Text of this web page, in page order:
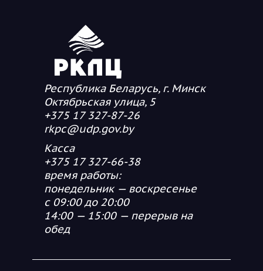
Республика Беларусь, г. Минск
Октябрьская улица, 5
+375 17 327-87-26
rkpc@udp.gov.by
Касса
+375 17 327-66-38
время работы:
понедельник — воскресенье
с 09:00 до 20:00
14:00 — 15:00 — перерыв на
обед